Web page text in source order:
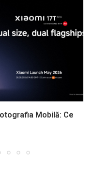
Mobilă: Ce